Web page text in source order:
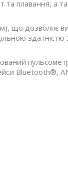
та плавання, а
що дозволяє
здатністю
Bluetooth®,